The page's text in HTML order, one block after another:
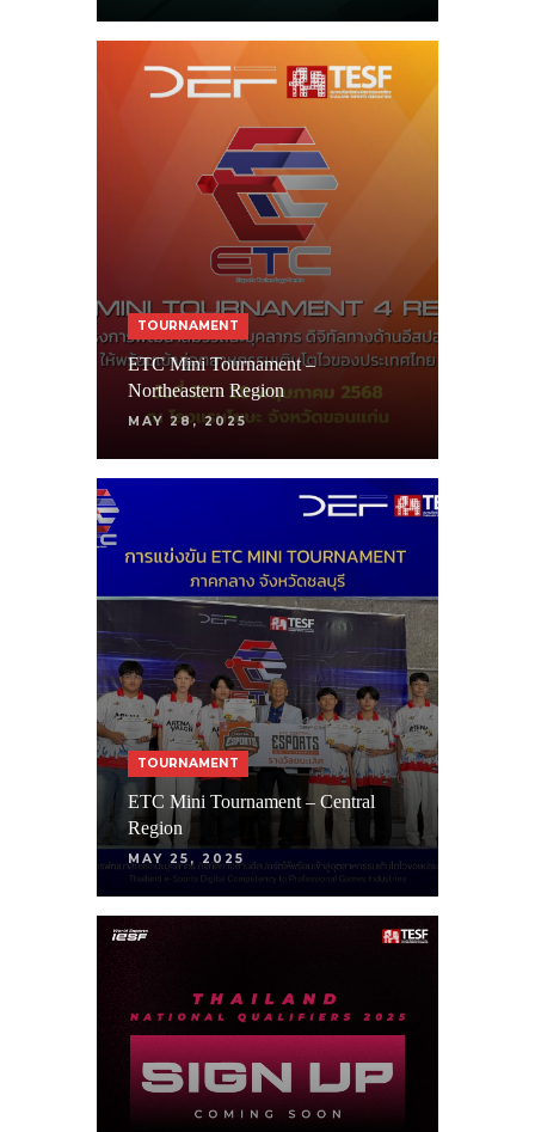
TOURNAMENT
ETC Mini Tournament –
Northeastern Region
MAY 28, 2025
TOURNAMENT
ETC Mini Tournament – Central
Region
MAY 25, 2025